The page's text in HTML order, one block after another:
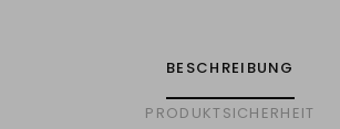
BESCHREIBUNG
PRODUKTSICHERHEIT